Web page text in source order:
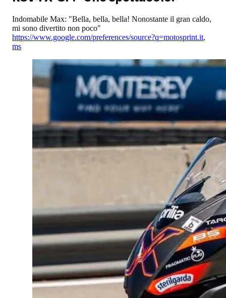
Indomabile Max: "Bella, bella, bella! Nonostante il gran caldo,
mi sono divertito non poco"
https://www.google.com/preferences/source?q=motosprint.it,
ms